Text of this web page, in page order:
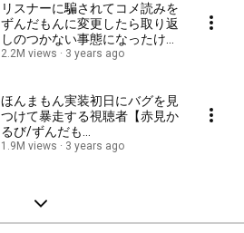
リスナーに騙されてコメ読みを
ずんだもんに変更したら取り返
しのつかない事態になったけん
き【けんき切り抜き/オーバー
2.2M views 3 years ago
ほんまもん実装初日にバグを見
つけて暴走する視聴者【赤見か
るび/ずんだも
ん/ApexLegends/けんき切り抜
1.9M views 3 years ago